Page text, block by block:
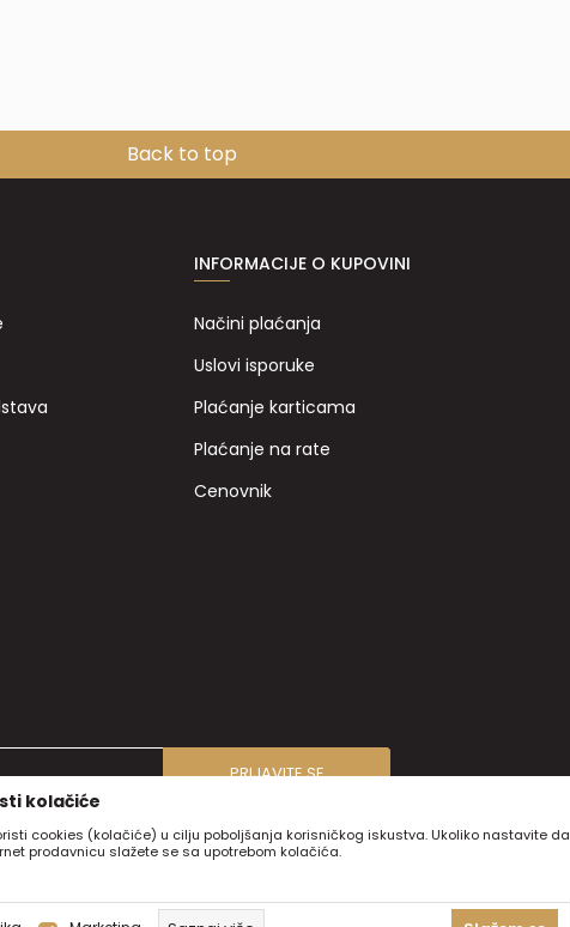
Back to top
INFORMACIJE O KUPOVINI
Načini plaćanja
Uslovi isporuke
Plaćanje karticama
Plaćanje na rate
Cenovnik
PRIJAVITE SE
kolačiće
cookies (kolačiće) u cilju poboljšanja korisničkog iskustva. Ukoliko nastavite da
prodavnicu slažete se sa upotrebom kolačića.